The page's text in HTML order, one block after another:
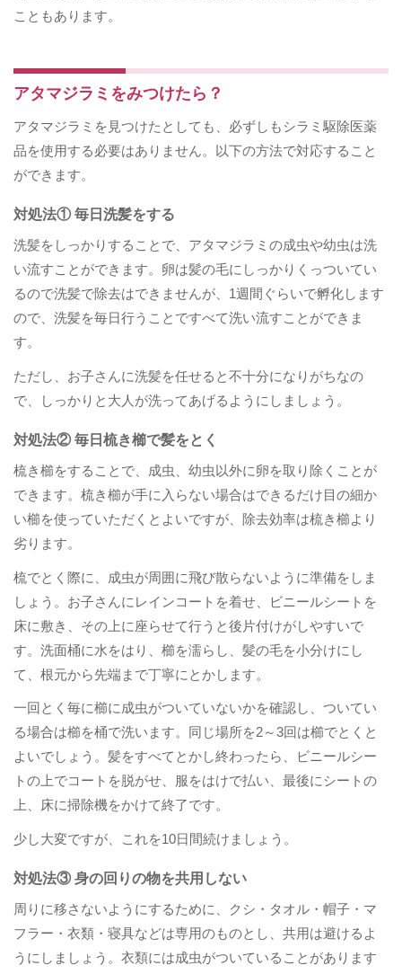
こともあります。
アタマジラミをみつけたら？
アタマジラミを見つけたとしても、必ずしもシラミ駆除医薬
品を使用する必要はありません。以下の方法で対応すること
ができます。
対処法① 毎日洗髪をする
洗髪をしっかりすることで、アタマジラミの成虫や幼虫は洗
い流すことができます。卵は髪の毛にしっかりくっついてい
るので洗髪で除去はできませんが、1週間ぐらいで孵化します
ので、洗髪を毎日行うことですべて洗い流すことができま
す。
ただし、お子さんに洗髪を任せると不十分になりがちなの
で、しっかりと大人が洗ってあげるようにしましょう。​
対処法② 毎日梳き櫛で髪をとく
梳き櫛をすることで、成虫、幼虫以外に卵を取り除くことが
できます。梳き櫛が手に入らない場合はできるだけ目の細か
い櫛を使っていただくとよいですが、除去効率は梳き櫛より
劣ります。
梳でとく際に、成虫が周囲に飛び散らないように準備をしま
しょう。お子さんにレインコートを着せ、ビニールシートを
床に敷き、その上に座らせて行うと後片付けがしやすいで
す。洗面桶に水をはり、櫛を濡らし、髪の毛を小分けにし
て、根元から先端まで丁寧にとかします。
一回とく毎に櫛に成虫がついていないかを確認し、ついてい
る場合は櫛を桶で洗います。同じ場所を2～3回は櫛でとくと
よいでしょう。髪をすべてとかし終わったら、ビニールシー
トの上でコートを脱がせ、服をはけで払い、最後にシートの
上、床に掃除機をかけて終了です。
少し大変ですが、これを10日間続けましょう。​
対処法③ 身の回りの物を共用しない
周りに移さないようにするために、クシ・タオル・帽子・マ
フラー・衣類・寝具などは専用のものとし、共用は避けるよ
うにしましょう。衣類には成虫がついていることがあります